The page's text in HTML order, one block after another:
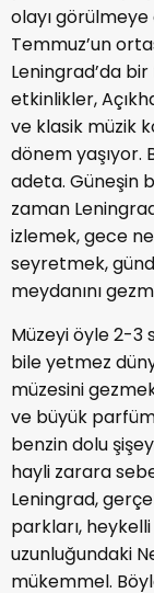
olayı
Temmuz’un
Leningrad’da
etkinlikler,
ve klasik müzik
dönem yaşıyor.
adeta. Güneşin
zaman
izlemek, gece
seyretmek,
meydanını
Müzeyi öyle 2-3
bile yetmez
müzesini
ve büyük
benzin dolu
hayli zarara
Leningrad,
parkları,
uzunluğundaki
mükemmel.